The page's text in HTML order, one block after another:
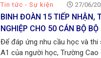
Tin tức - Sự kiện 27/06/
BINH ĐOÀN 15 TIẾP NHẬN,
NGHIỆP CHO 50 CÁN BỘ
Để đáp ứng nhu cầu học và thi
A1 của người học, Trường Cao